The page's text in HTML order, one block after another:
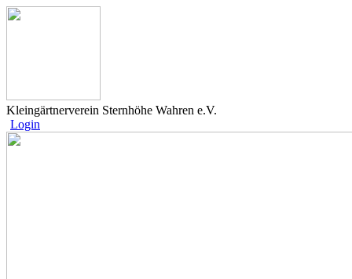
Kleingärtnerverein Sternhöhe Wahren e.V.
Login